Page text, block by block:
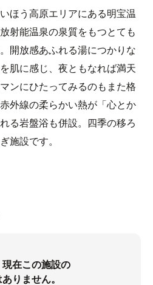
ほう高原エリアにある明宝温
射能温泉の泉質をもつとても
開放感あふれる湯につかりな
肌に感じ、夜ともなれば満天
ンにひたってみるのもまた格
外線の柔らかい熱が「心とか
る岩盤浴も併設。四季の移ろ
施設です。
在この施設の
りません。